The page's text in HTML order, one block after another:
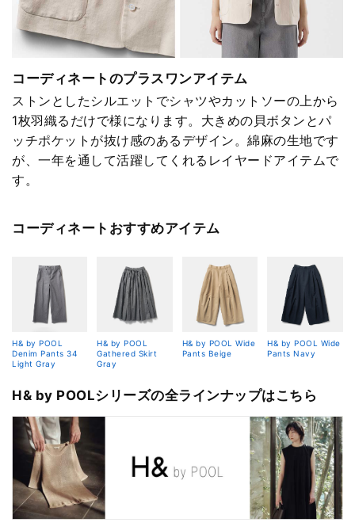
コーディネートのプラスワンアイテム
ストンとしたシルエットでシャツやカットソーの上から
1枚羽織るだけで様になります。大きめの貝ボタンとパ
ッチポケットが抜け感のあるデザイン。綿麻の生地です
が、一年を通して活躍してくれるレイヤードアイテムで
す。
コーディネートおすすめアイテム
H& by POOL
Denim Pants 34
Light Gray
H& by POOL
Gathered Skirt
Gray
H& by POOL Wide
Pants Beige
H& by POOL Wide
Pants Navy
H& by POOLシリーズの全ラインナップはこちら